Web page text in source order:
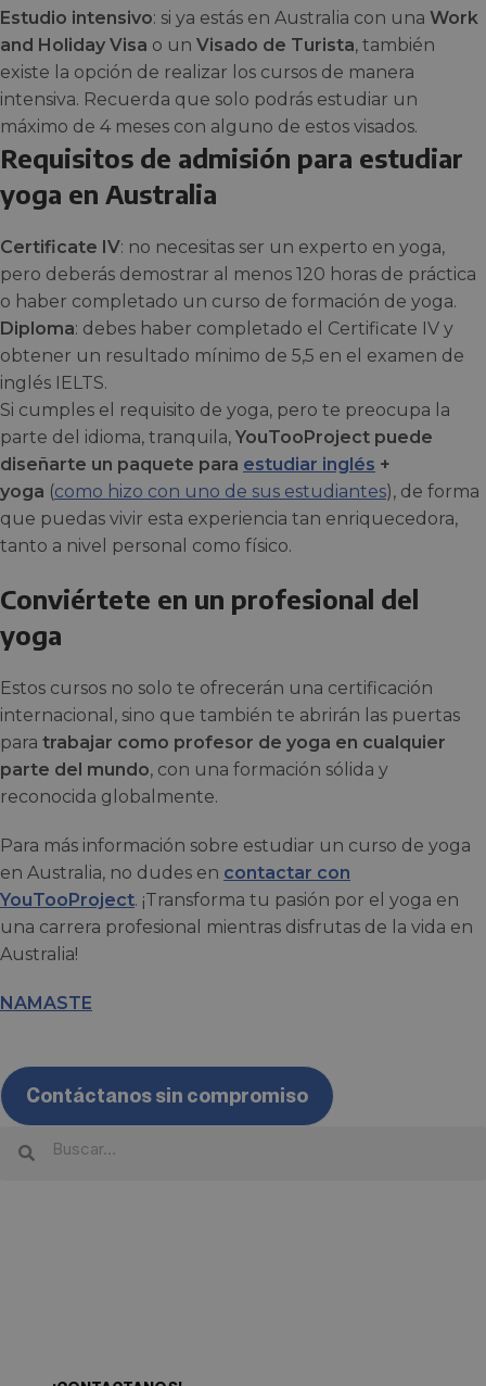
Estudio intensivo: si ya estás en Australia con una Work
and Holiday Visa o un Visado de Turista, también
existe la opción de realizar los cursos de manera
intensiva. Recuerda que solo podrás estudiar un
máximo de 4 meses con alguno de estos visados.
Requisitos de admisión para estudiar
yoga en Australia
Certificate IV: no necesitas ser un experto en yoga,
pero deberás demostrar al menos 120 horas de práctica
o haber completado un curso de formación de yoga.
Diploma: debes haber completado el Certificate IV y
obtener un resultado mínimo de 5,5 en el examen de
inglés IELTS.
Si cumples el requisito de yoga, pero te preocupa la
parte del idioma, tranquila, YouTooProject puede
diseñarte un paquete para estudiar inglés +
yoga (como hizo con uno de sus estudiantes), de forma
que puedas vivir esta experiencia tan enriquecedora,
tanto a nivel personal como físico.
Conviértete en un profesional del
yoga
Estos cursos no solo te ofrecerán una certificación
internacional, sino que también te abrirán las puertas
para trabajar como profesor de yoga en cualquier
parte del mundo, con una formación sólida y
reconocida globalmente.
Para más información sobre estudiar un curso de yoga
en Australia, no dudes en contactar con
YouTooProject. ¡Transforma tu pasión por el yoga en
una carrera profesional mientras disfrutas de la vida en
Australia!
NAMASTE
Contáctanos sin compromiso